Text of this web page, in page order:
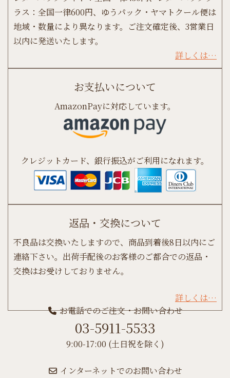
ラス：全国一律600円、ゆうパック・ヤマトクール便は
地域・数量により異なります。ご注文確定後、3営業日
以内に発送いたします。
詳しくは…
お支払いについて
AmazonPayに対応しています。
クレジットカード、銀行振込がご利用になれます。
返品・交換について
不良品は交換いたしますので、商品到着後8日以内にご
連絡下さい。出荷手配後のお客様のご都合での返品・
交換はお受けしておりません。
詳しくは…
お電話でのご注文・お問い合わせ
03-5911-5533
9:00-17:00 (土日祝を除く)
インターネットでのお問い合わせ